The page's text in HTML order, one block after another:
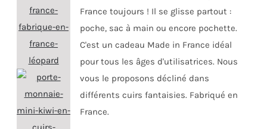
France toujours ! Il se glisse partout :
poche, sac à main ou encore pochette.
C'est un cadeau Made in France idéal
pour tous les âges d'utilisatrices. Nous
vous le proposons décliné dans
différents cuirs fantaisies. Fabriqué en
France.